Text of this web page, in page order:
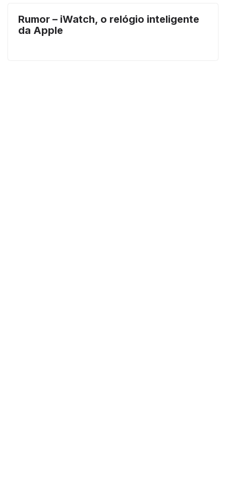
Rumor – iWatch, o relógio inteligente
da Apple